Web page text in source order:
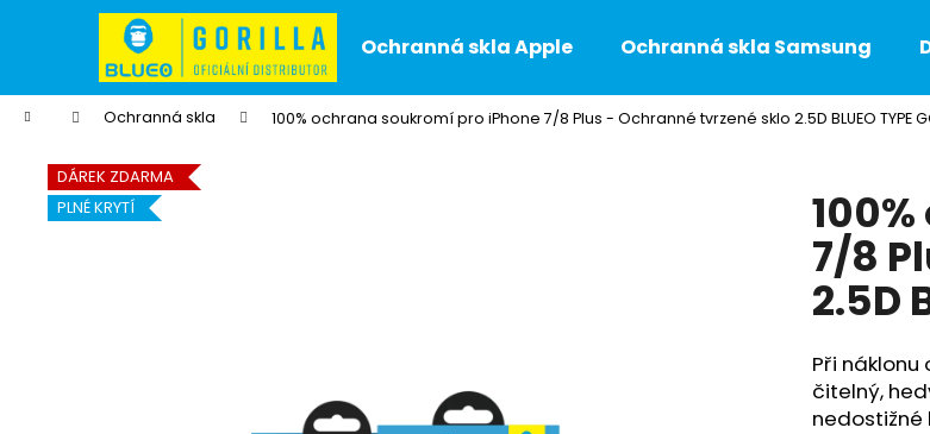
Ochranná skla Apple Ochranná skla Samsung
Domů Ochranná skla 100% ochrana soukromí pro iPhone 7/8 Plus - Ochranné tvrzené sklo 2.5D BLUEO TYPE
7/8
2.5D
Při
čitelný,
nedostižné
DÁREK ZDARMA
PLNÉ KRYTÍ
í
Zpět
do
obchodu
Zpět
do
obchodu
Co potřebujete najít?